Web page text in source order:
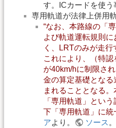
す。ICカードを使う
専用軌道が法律上併用
“なお、本路線の「
よび軌道運転規則
く、LRTのみが走行
これにより、（特
が40km/hに制限さ
金の算定基礎とな
まれることとなる
「専用軌道」とい
下「専用軌道」に統
アより。 ソース